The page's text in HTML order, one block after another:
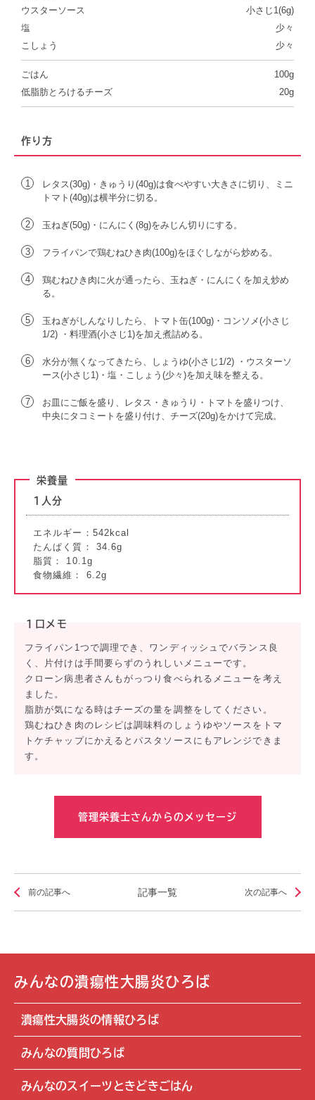
ウスターソース
小さじ1(6g)
塩
少々
こしょう
少々
ごはん
100g
低脂肪とろけるチーズ
20g
作り方
1
レタス(30g)・きゅうり(40g)は食べやすい大きさに切り、ミニ
トマト(40g)は横半分に切る。
2 玉ねぎ(50g)・にんにく(8g)をみじん切りにする。
3 フライパンで鶏むねひき肉(100g)をほぐしながら炒める。
4
鶏むねひき肉に火が通ったら、玉ねぎ・にんにくを加え炒め
る。
5
玉ねぎがしんなりしたら、トマト缶(100g)・コンソメ(小さじ
1/2) ・料理酒(小さじ1)を加え煮詰める。
6
水分が無くなってきたら、しょうゆ(小さじ1/2) ・ウスターソ
ース(小さじ1)・塩・こしょう(少々)を加え味を整える。
7
お皿にご飯を盛り、レタス・きゅうり・トマトを盛りつけ、
中央にタコミートを盛り付け、チーズ(20g)をかけて完成。
栄養量
1人分
エネルギー：542kcal
たんぱく質： 34.6g
脂質： 10.1g
食物繊維： 6.2g
１口メモ
フライパン1つで調理でき、ワンディッシュでバランス良
く、片付けは手間要らずのうれしいメニューです。
クローン病患者さんもがっつり食べられるメニューを考え
ました。
脂肪が気になる時はチーズの量を調整をしてください。
鶏むねひき肉のレシピは調味料のしょうゆやソースをトマ
トケチャップにかえるとパスタソースにもアレンジできま
す。
管理栄養士さんからのメッセージ
前の記事へ 記事一覧 次の記事へ
みんなの潰瘍性大腸炎ひろば
潰瘍性大腸炎の情報ひろば
みんなの質問ひろば
みんなのスイーツときどきごはん